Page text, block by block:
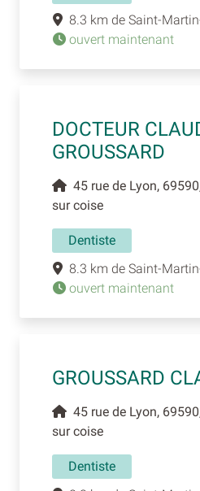
8.3 km de Saint-
ouvert maintenant
DOCTEUR
GROUSSARD
45 rue de Lyon,
sur coise
Dentiste
8.3 km de Saint-
ouvert maintenant
GROUSSARD
45 rue de Lyon,
sur coise
Dentiste